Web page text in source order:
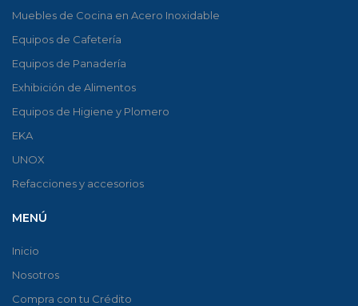
Muebles de Cocina en Acero Inoxidable
Equipos de Cafetería
Equipos de Panadería
Exhibición de Alimentos
Equipos de Higiene y Plomero
EKA
UNOX
Refacciones y accesorios
MENÚ
Inicio
Nosotros
Compra con tu Crédito